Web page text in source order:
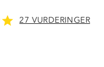
27 VURDERINGER